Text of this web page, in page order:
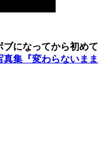
ブになってから初めて
真集『変わらないまま